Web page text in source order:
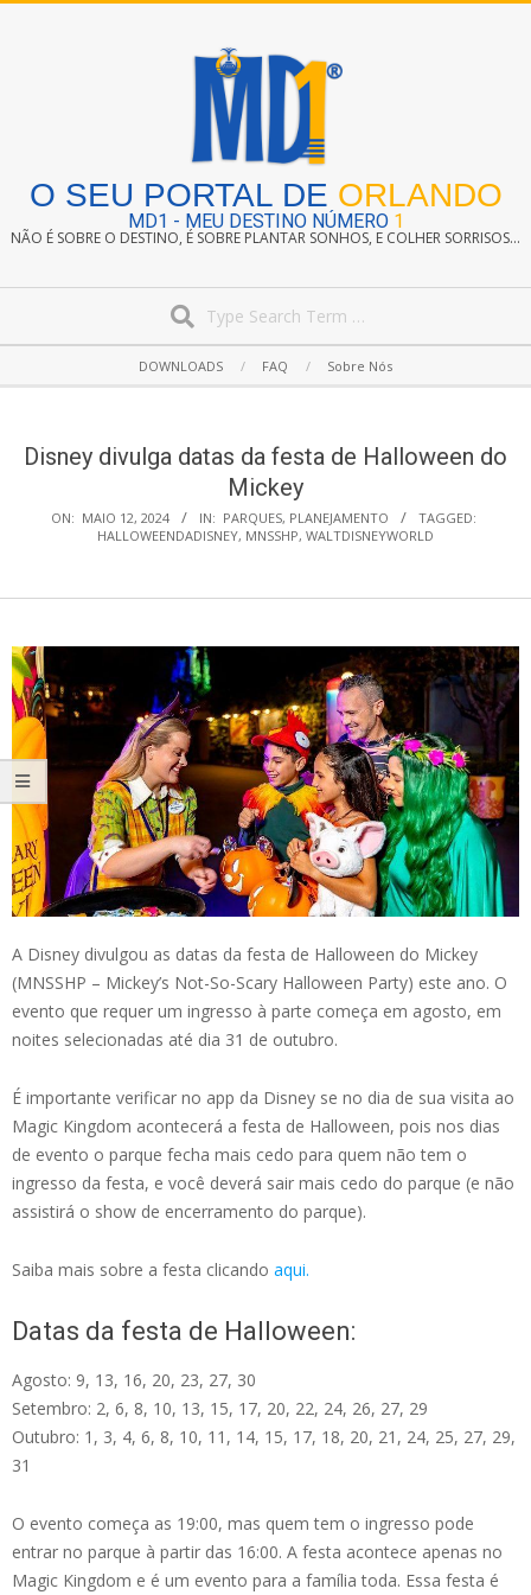
O SEU PORTAL DE ORLANDO
MD1 - MEU DESTINO NÚMERO 1
NÃO É SOBRE O DESTINO, É SOBRE PLANTAR SONHOS, E COLHER SORRISOS...
Navigation
DOWNLOADS FAQ Sobre Nós
Disney divulga datas da festa de Halloween do
Mickey
ON: MAIO 12, 2024 IN: PARQUES, PLANEJAMENTO
TAGGED:
HALLOWEENDADISNEY, MNSSHP, WALTDISNEYWORLD
A Disney divulgou as datas da festa de Halloween do Mickey
(MNSSHP – Mickey’s Not-So-Scary Halloween Party) este ano. O
evento que requer um ingresso à parte começa em agosto, em
noites selecionadas até dia 31 de outubro.
É importante verificar no app da Disney se no dia de sua visita ao
Magic Kingdom acontecerá a festa de Halloween, pois nos dias
de evento o parque fecha mais cedo para quem não tem o
ingresso da festa, e você deverá sair mais cedo do parque (e não
assistirá o show de encerramento do parque).
Saiba mais sobre a festa clicando aqui.
Datas da festa de Halloween:
Agosto: 9, 13, 16, 20, 23, 27, 30
Setembro: 2, 6, 8, 10, 13, 15, 17, 20, 22, 24, 26, 27, 29
Outubro: 1, 3, 4, 6, 8, 10, 11, 14, 15, 17, 18, 20, 21, 24, 25, 27, 29,
31
O evento começa as 19:00, mas quem tem o ingresso pode
entrar no parque à partir das 16:00. A festa acontece apenas no
Magic Kingdom e é um evento para a família toda. Essa festa é